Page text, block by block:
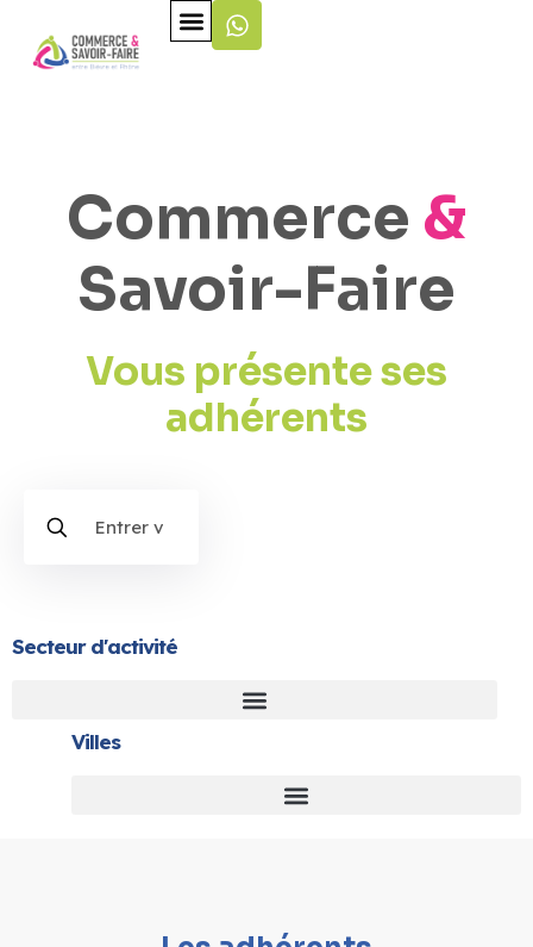
Commerce &
Savoir-Faire
Vous présente ses
adhérents
Secteur d'activité
Villes